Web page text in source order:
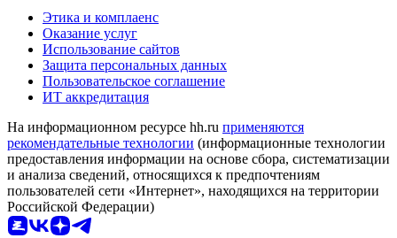
Этика и комплаенс
Оказание услуг
Использование сайтов
Защита персональных данных
Пользовательское соглашение
ИТ аккредитация
На информационном ресурсе hh.ru применяются
рекомендательные технологии (информационные технологии
предоставления информации на основе сбора, систематизации
и анализа сведений, относящихся к предпочтениям
пользователей сети «Интернет», находящихся на территории
Российской Федерации)